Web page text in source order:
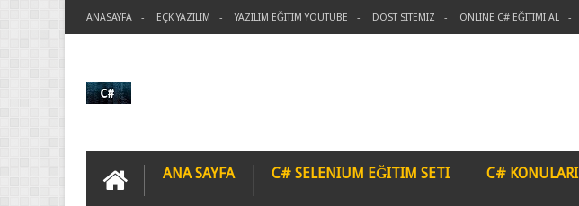
ANASAYFA EÇK YAZILIM YAZILIM EĞITIM YOUTUBE DOST SITEMIZ ONLINE C# EĞITIMI AL
ANA SAYFA C# SELENIUM EĞITIM SETI C# KONULARI